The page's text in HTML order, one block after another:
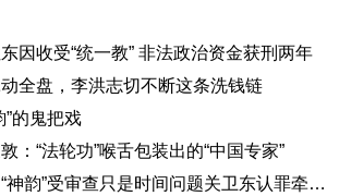
因收受“统一教” 非法政治资金获刑两年
全盘，李洪志切不断这条洗钱链
”的鬼把戏
：“法轮功”喉舌包装出的“中国专家”
查只是时间问题关卫东认罪牵出与《大纪元时报》资金链条